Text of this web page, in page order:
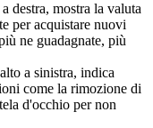
destra, mostra la valuta
per acquistare nuovi
ne guadagnate, più
a sinistra, indica
come la rimozione di
d'occhio per non